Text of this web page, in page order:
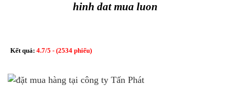
hinh dat mua luon
Kết quả: 4.7/5 - (2534 phiếu)